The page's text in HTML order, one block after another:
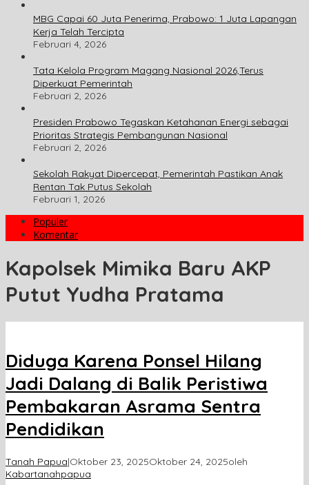
MBG Capai 60 Juta Penerima, Prabowo: 1 Juta Lapangan
Kerja Telah Tercipta
Februari 4, 2026
Tata Kelola Program Magang Nasional 2026,Terus
Diperkuat Pemerintah
Februari 2, 2026
Presiden Prabowo Tegaskan Ketahanan Energi sebagai
Prioritas Strategis Pembangunan Nasional
Februari 2, 2026
Sekolah Rakyat Dipercepat, Pemerintah Pastikan Anak
Rentan Tak Putus Sekolah
Februari 1, 2026
Populer
Komentar
Kapolsek Mimika Baru AKP
Putut Yudha Pratama
Diduga Karena Ponsel Hilang
Jadi Dalang di Balik Peristiwa
Pembakaran Asrama Sentra
Pendidikan
Tanah Papua|Oktober 23, 2025Oktober 24, 2025oleh
Kabartanahpapua